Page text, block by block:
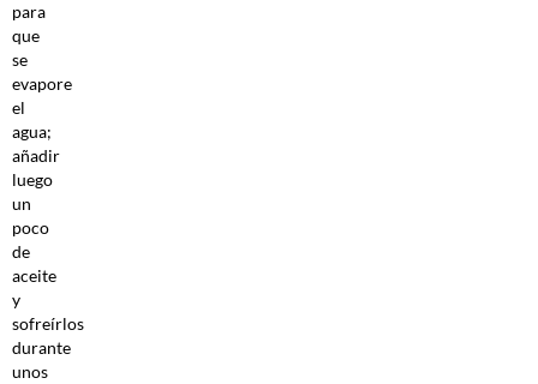
para
que
se
evapore
el
agua;
añadir
luego
un
poco
de
aceite
y
sofreírlos
durante
unos